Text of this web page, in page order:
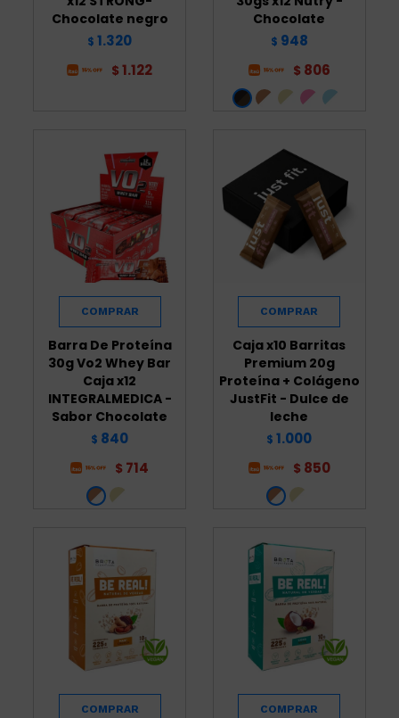
Chocolate negro
$ 1.320
$ 1.122
Chocolate
$ 948
$ 806
Barra De Proteína
30g Vo2 Whey Bar
Caja x12
INTEGRALMEDICA -
Sabor Chocolate
$ 840
$ 714
Caja x10 Barritas
Premium 20g
Proteína + Colágeno
JustFit - Dulce de
leche
$ 1.000
$ 850